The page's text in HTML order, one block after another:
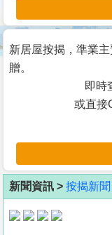
宅
谷
按
客
地
產
新居屋按揭，準業
贈。
即時
或直接
新聞資訊 > 按揭新聞